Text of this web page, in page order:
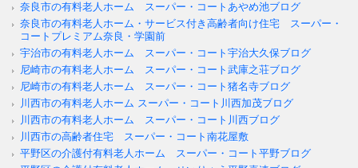
奈良市の有料老人ホーム スーパー・コートあやめ池ブログ
奈良市の有料老人ホーム・サービス付き高齢者向け住宅 スーパー・
コートプレミアム奈良・学園前
宇治市の有料老人ホーム スーパー・コート宇治大久保ブログ
尼崎市の有料老人ホーム スーパー・コート武庫之荘ブログ
尼崎市の有料老人ホーム スーパー・コート猪名寺ブログ
川西市の有料老人ホーム スーパー・コート川西加茂ブログ
川西市の有料老人ホーム スーパー・コート川西ブログ
川西市の高齢者住宅 スーパー・コート南花屋敷
平野区の介護付有料老人ホーム スーパー・コート平野ブログ